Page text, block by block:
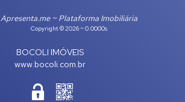
Apresenta.me ~ Plataforma Imobiliária
Copyright © 2026 ~ 0.0000s
BOCOLI IMÓVEIS
www.bocoli.com.br